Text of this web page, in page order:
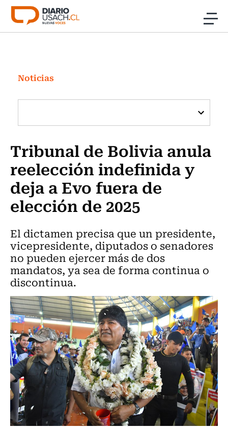
Click acá para ir directamente al contenido
Investigación
Cultura
Programas Radio y TV Usach
Noticias
Tribunal de Bolivia anula
reelección indefinida y
deja a Evo fuera de
elección de 2025
El dictamen precisa que un presidente,
vicepresidente, diputados o senadores
no pueden ejercer más de dos
mandatos, ya sea de forma continua o
discontinua.